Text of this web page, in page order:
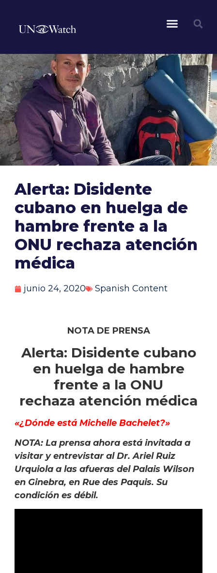
Alerta: Disidente
cubano en huelga de
hambre frente a la
ONU rechaza atención
médica
junio 24, 2020 Spanish Content
NOTA DE PRENSA
Alerta: Disidente cubano
en huelga de hambre
frente a la ONU
rechaza atención médica
«¿Dónde está Michelle Bachelet?»
NOTA: La prensa ahora está invitada a
visitar y entrevistar al Dr. Ariel Ruiz
Urquiola a las afueras del Palais Wilson
en Ginebra, en Rue des Paquis. Su
condición es débil.